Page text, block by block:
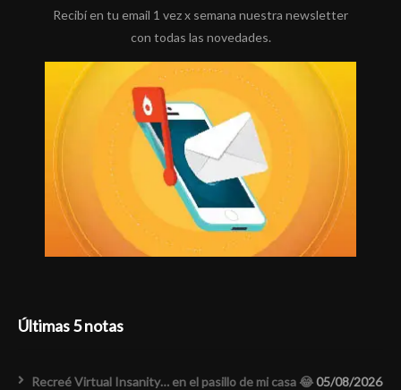
Recibí en tu email 1 vez x semana nuestra newsletter
con todas las novedades.
Últimas 5 notas
Recreé Virtual Insanity… en el pasillo de mi casa 😂05/08/2026